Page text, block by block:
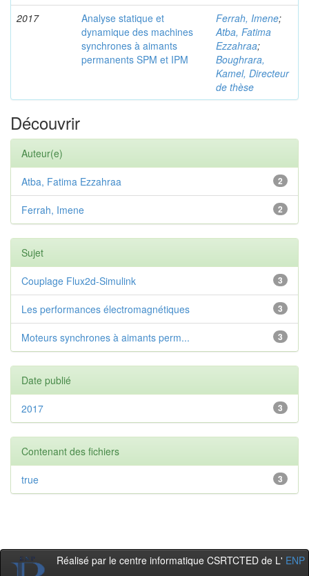
2017
Analyse statique et
dynamique des machines
synchrones à aimants
permanents SPM et IPM
Ferrah, Imene;
Atba, Fatima
Ezzahraa;
Boughrara,
Kamel, Directeur
de thèse
Découvrir
Auteur(e)
2
Atba, Fatima Ezzahraa
2
Ferrah, Imene
Sujet
3
Couplage Flux2d-Simulink
3
Les performances électromagnétiques
3
Moteurs synchrones à aimants perm...
Date publié
3
2017
Contenant des fichiers
3
true
Réalisé par le centre informatique CSRTCTED de L' ENP